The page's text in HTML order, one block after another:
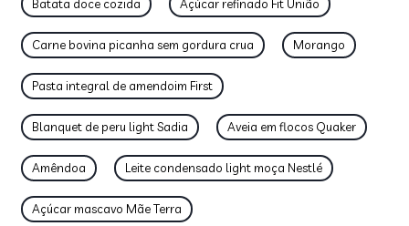
Batata doce cozida Açúcar refinado Fit União
Carne bovina picanha sem gordura crua Morango
Pasta integral de amendoim First
Blanquet de peru light Sadia Aveia em flocos Quaker
Amêndoa Leite condensado light moça Nestlé
Açúcar mascavo Mãe Terra